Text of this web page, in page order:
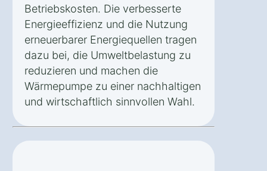
Betriebskosten. Die verbesserte
Energieeffizienz und die Nutzung
erneuerbarer Energiequellen tragen
dazu bei, die Umweltbelastung zu
reduzieren und machen die
Wärmepumpe zu einer nachhaltigen
und wirtschaftlich sinnvollen Wahl.